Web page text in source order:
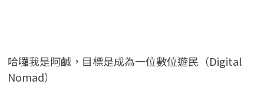
哈囉我是阿鹹，目標是成為一位數位遊民（Digital
Nomad）